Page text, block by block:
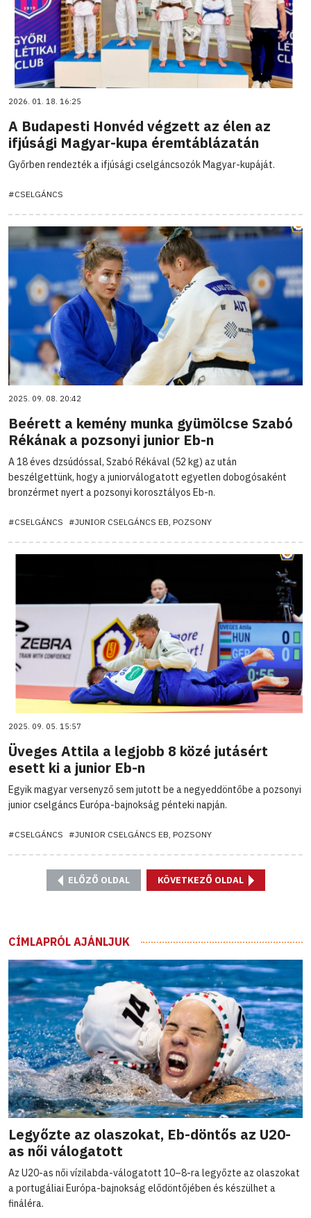
2026. 01. 18. 16:25
A Budapesti Honvéd végzett az élen az
ifjúsági Magyar-kupa éremtáblázatán
Győrben rendezték a ifjúsági cselgáncsozók Magyar-kupáját.
#CSELGÁNCS
2025. 09. 08. 20:42
Beérett a kemény munka gyümölcse Szabó
Rékának a pozsonyi junior Eb-n
A 18 éves dzsúdóssal, Szabó Rékával (52 kg) az után
beszélgettünk, hogy a juniorválogatott egyetlen dobogósaként
bronzérmet nyert a pozsonyi korosztályos Eb-n.
#CSELGÁNCS #JUNIOR CSELGÁNCS EB, POZSONY
2025. 09. 05. 15:57
Üveges Attila a legjobb 8 közé jutásért
esett ki a junior Eb-n
Egyik magyar versenyző sem jutott be a negyeddöntőbe a pozsonyi
junior cselgáncs Európa-bajnokság pénteki napján.
#CSELGÁNCS #JUNIOR CSELGÁNCS EB, POZSONY
ELŐZŐ OLDAL KÖVETKEZŐ OLDAL
CÍMLAPRÓL AJÁNLJUK
Legyőzte az olaszokat, Eb-döntős az U20-
as női válogatott
Az U20-as női vízilabda-válogatott 10–8-ra legyőzte az olaszokat
a portugáliai Európa-bajnokság elődöntőjében és készülhet a
fináléra.